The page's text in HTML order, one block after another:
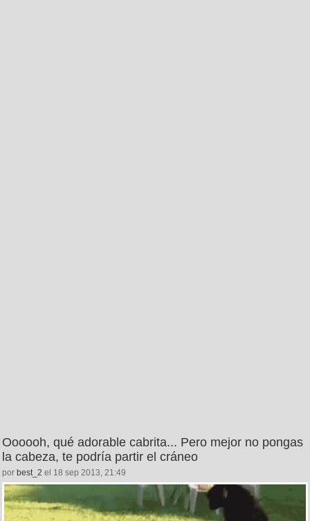
Oooooh, qué adorable cabrita... Pero mejor no pongas
la cabeza, te podría partir el cráneo
por best_2 el 18 sep 2013, 21:49